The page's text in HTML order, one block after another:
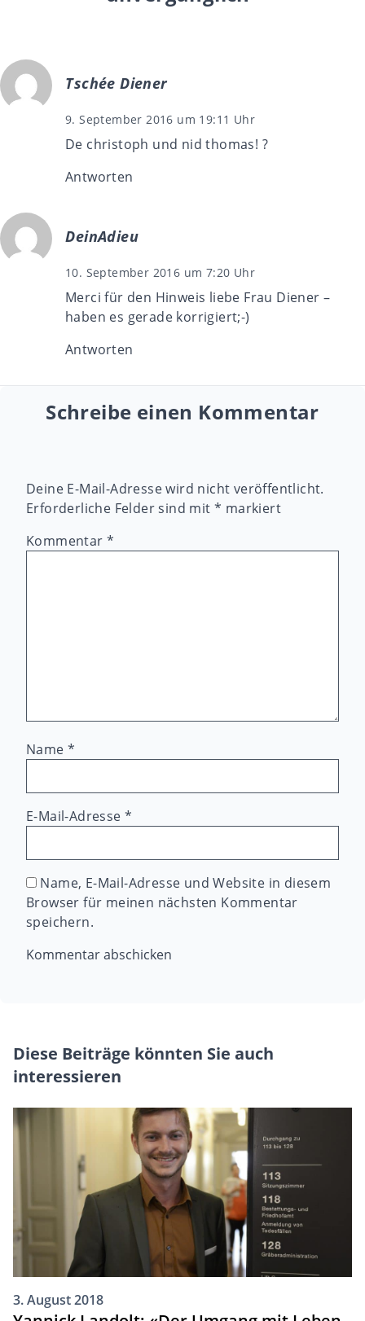
Tschée Diener
9. September 2016 um 19:11 Uhr
De christoph und nid thomas! ?
Antworten
DeinAdieu
10. September 2016 um 7:20 Uhr
Merci für den Hinweis liebe Frau Diener –
haben es gerade korrigiert;-)
Antworten
Schreibe einen Kommentar
Deine E-Mail-Adresse wird nicht veröffentlicht.
Erforderliche Felder sind mit * markiert
Kommentar*
Name *
E-Mail-Adresse*
Name, E-Mail-Adresse und Website in diesem
Browser für meinen nächsten Kommentar
speichern.
Diese Beiträge könnten Sie auch
interessieren
3. August 2018